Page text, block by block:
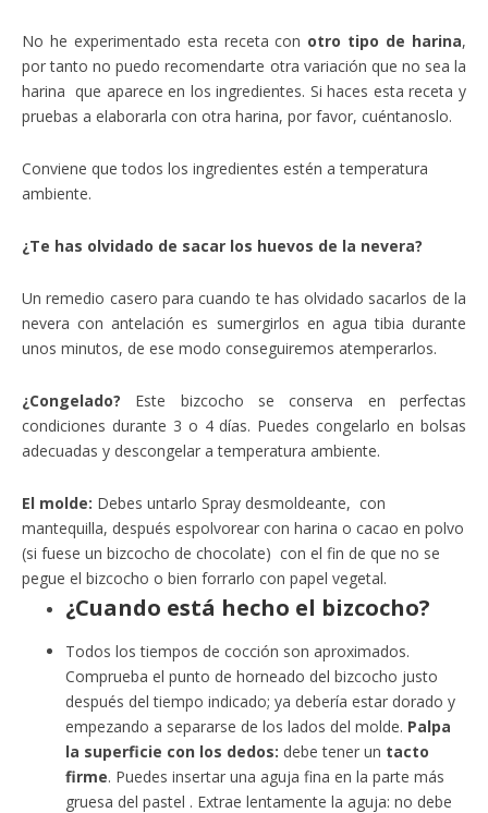
No he experimentado esta receta con otro tipo de harina,
por tanto no puedo recomendarte otra variación que no sea la
harina que aparece en los ingredientes. Si haces esta receta y
pruebas a elaborarla con otra harina, por favor, cuéntanoslo.
Conviene que todos los ingredientes estén a temperatura
ambiente.
¿Te has olvidado de sacar los huevos de la nevera?
Un remedio casero para cuando te has olvidado sacarlos de la
nevera con antelación es sumergirlos en agua tibia durante
unos minutos, de ese modo conseguiremos atemperarlos.
¿Congelado? Este bizcocho se conserva en perfectas
condiciones durante 3 o 4 días. Puedes congelarlo en bolsas
adecuadas y descongelar a temperatura ambiente.
El molde: Debes untarlo Spray desmoldeante, con
mantequilla, después espolvorear con harina o cacao en polvo
(si fuese un bizcocho de chocolate) con el fin de que no se
pegue el bizcocho o bien forrarlo con papel vegetal.
¿Cuando está hecho el bizcocho?
Todos los tiempos de cocción son aproximados.
Comprueba el punto de horneado del bizcocho justo
después del tiempo indicado; ya debería estar dorado y
empezando a separarse de los lados del molde. Palpa
la superficie con los dedos: debe tener un tacto
firme. Puedes insertar una aguja fina en la parte más
gruesa del pastel . Extrae lentamente la aguja: no debe